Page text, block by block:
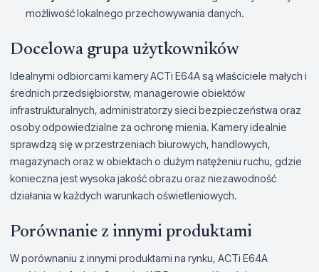
możliwość lokalnego przechowywania danych.
Docelowa grupa użytkowników
Idealnymi odbiorcami kamery ACTi E64A są właściciele małych i
średnich przedsiębiorstw, managerowie obiektów
infrastrukturalnych, administratorzy sieci bezpieczeństwa oraz
osoby odpowiedzialne za ochronę mienia. Kamery idealnie
sprawdzą się w przestrzeniach biurowych, handlowych,
magazynach oraz w obiektach o dużym natężeniu ruchu, gdzie
konieczna jest wysoka jakość obrazu oraz niezawodność
działania w każdych warunkach oświetleniowych.
Porównanie z innymi produktami
W porównaniu z innymi produktami na rynku, ACTi E64A